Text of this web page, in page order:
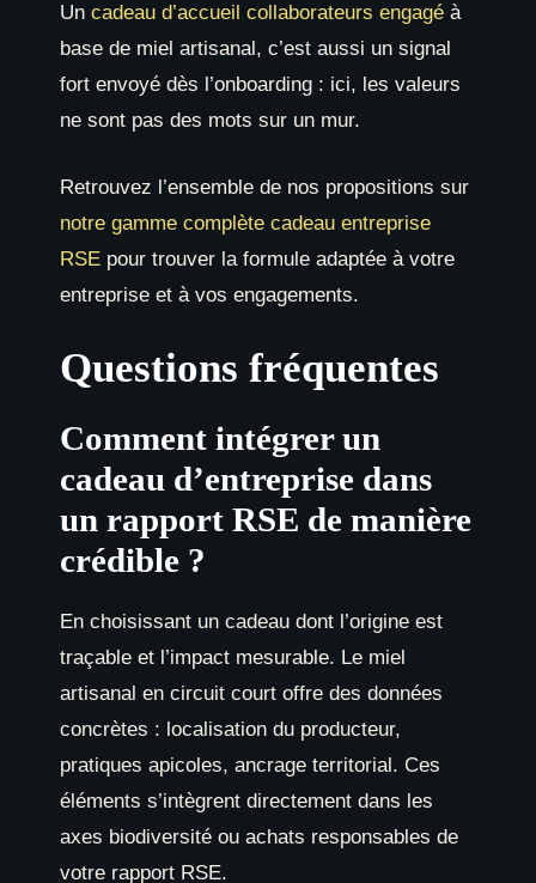
Un cadeau d’accueil collaborateurs engagé à
base de miel artisanal, c’est aussi un signal
fort envoyé dès l’onboarding : ici, les valeurs
ne sont pas des mots sur un mur.
Retrouvez l’ensemble de nos propositions sur
notre gamme complète cadeau entreprise
RSE pour trouver la formule adaptée à votre
entreprise et à vos engagements.
Questions fréquentes
Comment intégrer un
cadeau d’entreprise dans
un rapport RSE de manière
crédible ?
En choisissant un cadeau dont l’origine est
traçable et l’impact mesurable. Le miel
artisanal en circuit court offre des données
concrètes : localisation du producteur,
pratiques apicoles, ancrage territorial. Ces
éléments s’intègrent directement dans les
axes biodiversité ou achats responsables de
votre rapport RSE.